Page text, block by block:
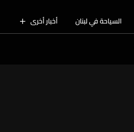
السياحة في لبنان أخبار أخرى